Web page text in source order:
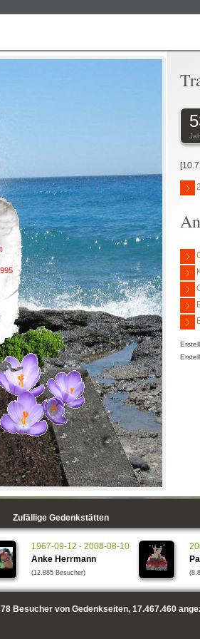
Zufällige Gedenkstätten
1967-09-12 - 2008-08-10
Anke Herrmann
(12.885 Besucher)
Besucher von Gedenkseiten, 17.467.460